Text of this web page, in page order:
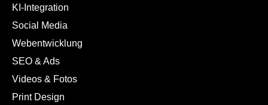
KI-Integration
Social Media
Webentwicklung
SEO & Ads
Videos & Fotos
Print Design